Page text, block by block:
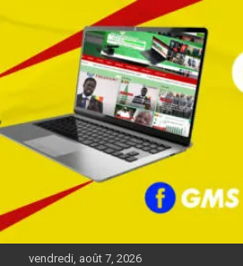
e
u
c
e
n
vendredi, août 7, 2026